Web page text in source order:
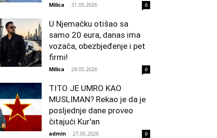
Milica - 31.05.2026 0
U Njemačku otišao sa
samo 20 eura, danas ima
vozača, obezbjeđenje i pet
firmi!
Milica - 29.05.2026 0
TITO JE UMRO KAO
MUSLIMAN? Rekao je da je
posljednje dane proveo
čitajući Kur'an
admin - 27.05.2026 0